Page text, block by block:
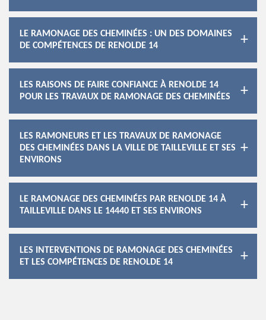
LE RAMONAGE DES CHEMINÉES : UN DES DOMAINES
DE COMPÉTENCES DE RENOLDE 14
LES RAISONS DE FAIRE CONFIANCE À RENOLDE 14
POUR LES TRAVAUX DE RAMONAGE DES CHEMINÉES
LES RAMONEURS ET LES TRAVAUX DE RAMONAGE
DES CHEMINÉES DANS LA VILLE DE TAILLEVILLE ET SES
ENVIRONS
LE RAMONAGE DES CHEMINÉES PAR RENOLDE 14 À
TAILLEVILLE DANS LE 14440 ET SES ENVIRONS
LES INTERVENTIONS DE RAMONAGE DES CHEMINÉES
ET LES COMPÉTENCES DE RENOLDE 14